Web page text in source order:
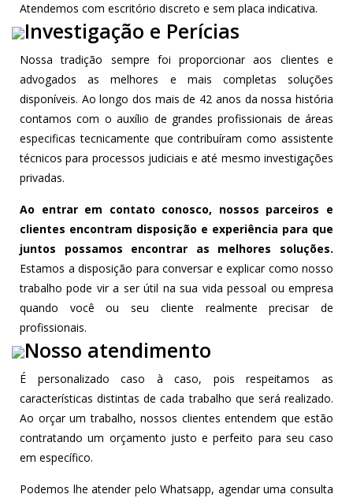
Atendemos com escritório discreto e sem placa indicativa.
Investigação e Perícias
Nossa tradição sempre foi proporcionar aos clientes e
advogados as melhores e mais completas soluções
disponíveis. Ao longo dos mais de 42 anos da nossa história
contamos com o auxílio de grandes profissionais de áreas
especificas tecnicamente que contribuíram como assistente
técnicos para processos judiciais e até mesmo investigações
privadas.
Ao entrar em contato conosco, nossos parceiros e
clientes encontram disposição e experiência para que
juntos possamos encontrar as melhores soluções.
Estamos a disposição para conversar e explicar como nosso
trabalho pode vir a ser útil na sua vida pessoal ou empresa
quando você ou seu cliente realmente precisar de
profissionais.
Nosso atendimento
É personalizado caso à caso, pois respeitamos as
características distintas de cada trabalho que será realizado.
Ao orçar um trabalho, nossos clientes entendem que estão
contratando um orçamento justo e perfeito para seu caso
em específico.
Podemos lhe atender pelo Whatsapp, agendar uma consulta